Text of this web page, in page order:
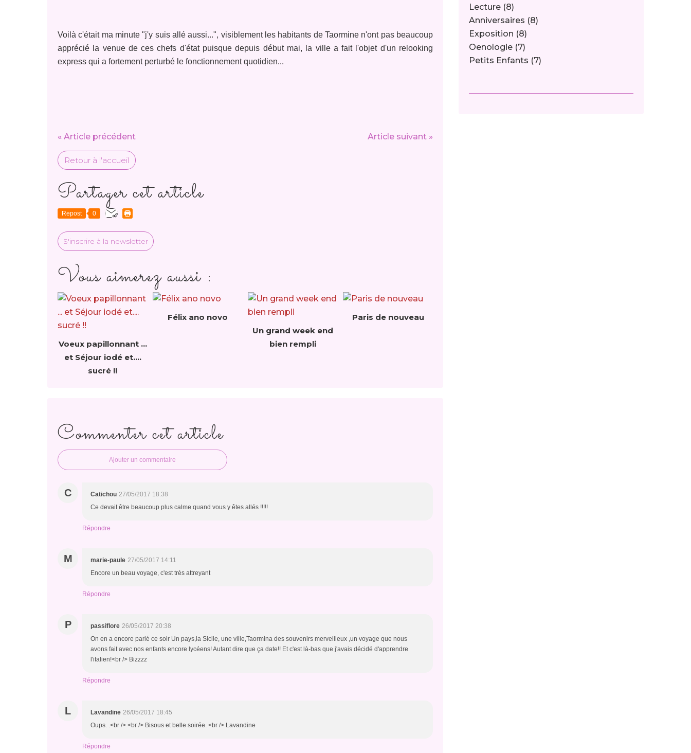
Voilà c'était ma minute "j'y suis allé aussi...", visiblement les habitants de Taormine n'ont pas beaucoup
apprécié la venue de ces chefs d'état puisque depuis début mai, la ville a fait l'objet d'un relooking
express qui a fortement perturbé le fonctionnement quotidien...
« Article précédent Article suivant »
Retour à l'accueil
Partager cet article
Repost 0
S'inscrire à la newsletter
Vous aimerez aussi :
Voeux papillonnant ...
et Séjour iodé et....
sucré !!
Félix ano novo
Un grand week end
bien rempli
Paris de nouveau
Commenter cet article
Ajouter un commentaire
C Catichou 27/05/2017 18:38
Ce devait être beaucoup plus calme quand vous y êtes allés !!!!!
Répondre
M marie-paule 27/05/2017 14:11
Encore un beau voyage, c'est très attreyant
Répondre
P passiflore 26/05/2017 20:38
On en a encore parlé ce soir Un pays,la Sicile, une ville,Taormina des souvenirs merveilleux ,un voyage que nous
avons fait avec nos enfants encore lycéens! Autant dire que ça date!! Et c'est là-bas que j'avais décidé d'apprendre
l'italien!<br /> Bizzzz
Répondre
L Lavandine 26/05/2017 18:45
Oups. .<br /> <br /> Bisous et belle soirée. <br /> Lavandine
Répondre
Lecture (8)
Anniversaires (8)
Exposition (8)
Oenologie (7)
Petits Enfants (7)